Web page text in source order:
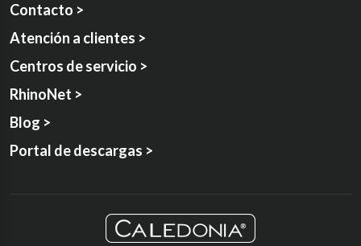
Contacto >
Atención a clientes >
Centros de servicio >
RhinoNet >
Blog >
Portal de descargas >